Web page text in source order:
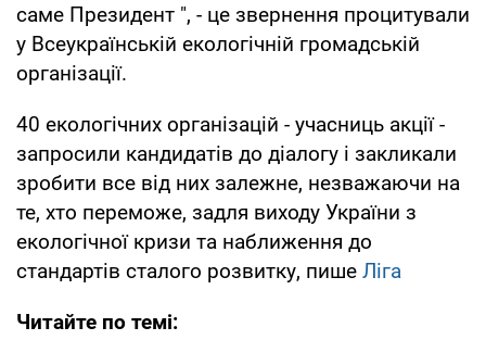
саме Президент ", - це звернення процитували
у Всеукраїнській екологічній громадській
організації.
40 екологічних організацій - учасниць акції -
запросили кандидатів до діалогу і закликали
зробити все від них залежне, незважаючи на
те, хто переможе, задля виходу України з
екологічної кризи та наближення до
стандартів сталого розвитку, пише Ліга
Читайте по темі: